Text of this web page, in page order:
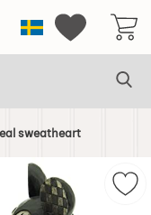
SverigeMina
sweatheart